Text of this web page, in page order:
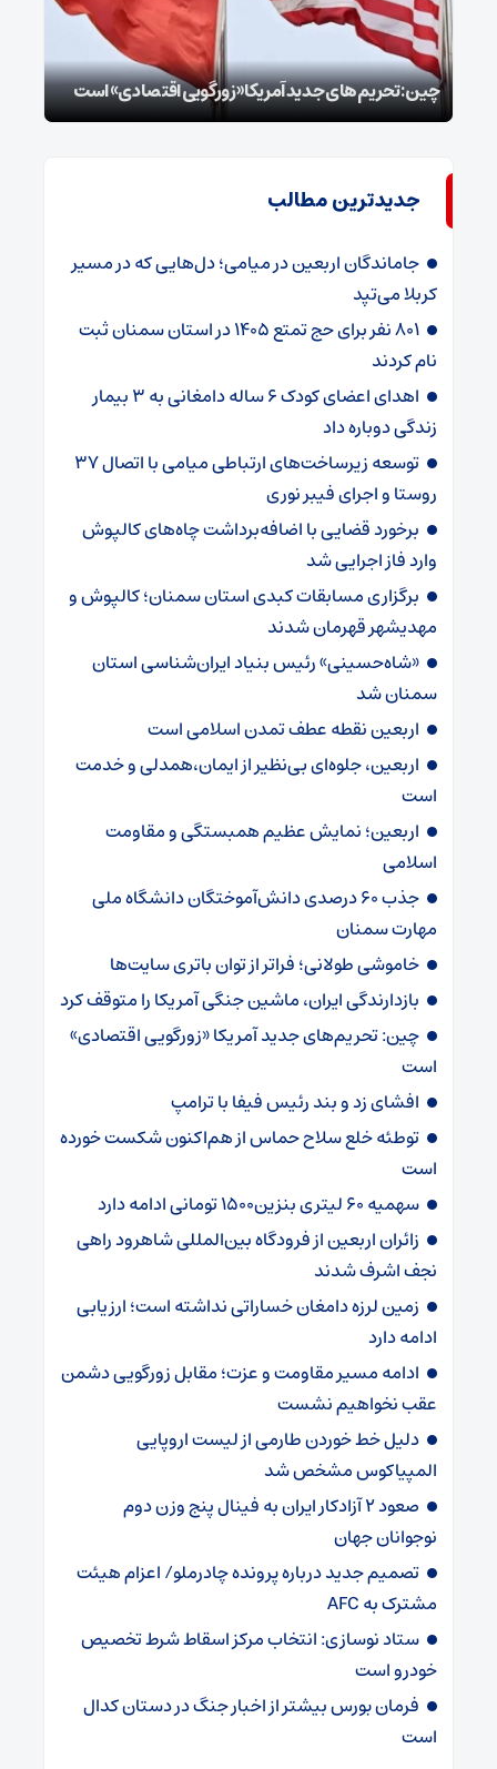
چین: تحریم‌های جدید آمریکا «زورگویی اقتصادی» است
جدیدترین مطالب
جاماندگان اربعین در میامی؛ دل‌هایی که در مسیر
کربلا می‌تپد
۸۰۱ نفر برای حج تمتع ۱۴۰۵ در استان سمنان ثبت
نام کردند
اهدای اعضای کودک ۶ ساله دامغانی به ۳ بیمار
زندگی دوباره داد
توسعه زیرساخت‌های ارتباطی میامی با اتصال ۳۷
روستا و اجرای فیبر نوری
برخورد قضایی با اضافه‌برداشت چاه‌های کالپوش
وارد فاز اجرایی شد
برگزاری مسابقات کبدی استان سمنان؛ کالپوش و
مهدیشهر قهرمان شدند
«شاه‌حسینی» رئیس بنیاد ایران‌شناسی استان
سمنان شد
اربعین نقطه عطف تمدن اسلامی است
اربعین، جلوه‌ای بی‌نظیر از ایمان،همدلی و خدمت
است
اربعین؛ نمایش عظیم همبستگی و مقاومت
اسلامی
جذب ۶۰ درصدی دانش‌آموختگان دانشگاه ملی
مهارت سمنان
خاموشی طولانی؛ فراتر از توان باتری سایت‌ها
بازدارندگی ایران، ماشین جنگی آمریکا را متوقف کرد
چین: تحریم‌های جدید آمریکا «زورگویی اقتصادی»
است
افشای زد و بند رئیس فیفا با ترامپ
توطئه خلع سلاح حماس از هم‌اکنون شکست خورده
است
سهمیه ۶۰ لیتری بنزین۱۵۰۰ تومانی ادامه دارد
زائران اربعین از فرودگاه بین‌المللی شاهرود راهی
نجف اشرف شدند
زمین لرزه دامغان خساراتی نداشته است؛ ارزیابی
ادامه دارد
ادامه مسیر مقاومت و عزت؛ مقابل زورگویی دشمن
عقب نخواهیم نشست
دلیل خط خوردن طارمی از لیست اروپایی
المپیاکوس مشخص شد
صعود ۲ آزادکار ایران به فینال پنج وزن دوم
نوجوانان جهان
تصمیم جدید درباره پرونده چادرملو/ اعزام هیئت
مشترک به AFC
ستاد نوسازی: انتخاب مرکز اسقاط شرط تخصیص
خودرو است
فرمان بورس بیشتر از اخبار جنگ در دستان کدال
است